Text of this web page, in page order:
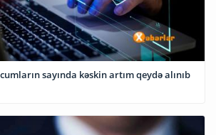
sayında kəskin artım qeydə alınıb